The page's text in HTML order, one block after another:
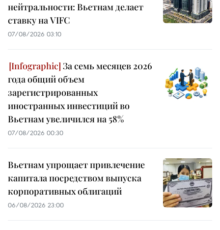
нейтральности: Вьетнам делает
ставку на VIFC
07/08/2026 03:10
За семь месяцев 2026
года общий объем
зарегистрированных
иностранных инвестиций во
Вьетнам увеличился на 58%
07/08/2026 00:30
Вьетнам упрощает привлечение
капитала посредством выпуска
корпоративных облигаций
06/08/2026 23:00